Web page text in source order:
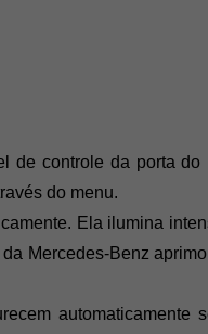
de controle da porta do
do menu.
Ela ilumina
Mercedes-Benz
automaticamente